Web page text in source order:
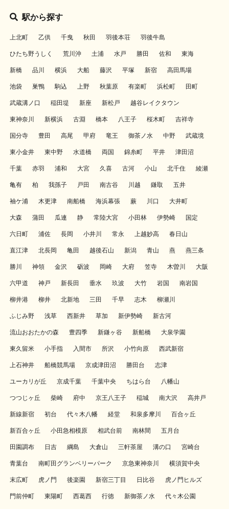
駅から探す
上北町 乙供 千曳 秋田 羽後本荘 羽後牛島
ひたち野うしく 荒川沖 土浦 水戸 勝田 佐和 東海
新橋 品川 横浜 大船 藤沢 平塚 新宿 高田馬場
池袋 巣鴨 駒込 上野 秋葉原 有楽町 浜松町 田町
武蔵溝ノ口 稲田堤 新座 新松戸 越谷レイクタウン
東神奈川 新横浜 古淵 橋本 八王子 桜木町 吉祥寺
国分寺 豊田 高尾 甲府 竜王 御茶ノ水 中野 武蔵境
東小金井 東中野 水道橋 両国 錦糸町 平井 津田沼
千葉 赤羽 浦和 大宮 久喜 古河 小山 北千住 綾瀬
亀有 柏 我孫子 戸田 南古谷 川越 鎌取 五井
袖ケ浦 木更津 南船橋 海浜幕張 蕨 川口 大井町
大森 蒲田 瓜連 静 常陸大宮 小田林 伊勢崎 国定
六日町 浦佐 長岡 小井川 常永 上越妙高 春日山
直江津 北長岡 亀田 越後石山 新潟 青山 燕 燕三条
勝川 神領 金沢 砺波 岡崎 大府 笠寺 木曽川 大阪
六甲道 神戸 新長田 垂水 玖波 大竹 岩国 南岩国
柳井港 柳井 北新地 三田 千早 志木 柳瀬川
ふじみ野 浅草 西新井 草加 新伊勢崎 新古河
流山おおたかの森 豊四季 新鎌ヶ谷 新船橋 大泉学園
東久留米 小手指 入間市 所沢 小竹向原 西武新宿
上石神井 船橋競馬場 京成津田沼 勝田台 志津
ユーカリが丘 京成千葉 千葉中央 ちはら台 八幡山
つつじヶ丘 柴崎 府中 京王八王子 稲城 南大沢 高井戸
新線新宿 初台 代々木八幡 経堂 和泉多摩川 百合ヶ丘
新百合ヶ丘 小田急相模原 相武台前 南林間 五月台
田園調布 日吉 綱島 大倉山 三軒茶屋 溝の口 宮崎台
青葉台 南町田グランベリーパーク 京急東神奈川 横須賀中央
末広町 虎ノ門 後楽園 新宿三丁目 日比谷 虎ノ門ヒルズ
門前仲町 東陽町 西葛西 行徳 新御茶ノ水 代々木公園